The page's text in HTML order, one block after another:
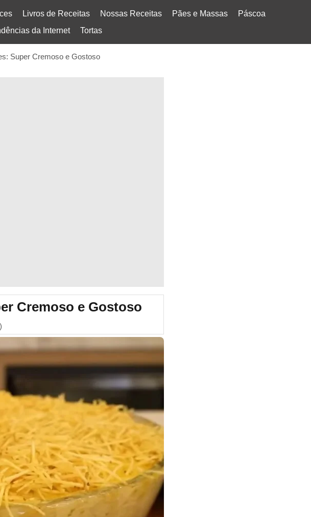
Livros de Receitas Nossas Receitas Pães e Massas
Páscoa
da Internet Tortas
Super Cremoso e Gostoso
Cremoso e Gostoso